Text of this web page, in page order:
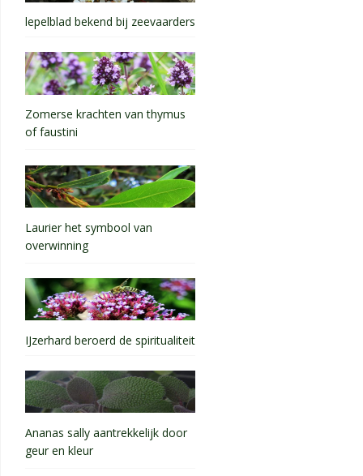
lepelblad bekend bij zeevaarders
Zomerse krachten van thymus
of faustini
Laurier het symbool van
overwinning
IJzerhard beroerd de spiritualiteit
Ananas sally aantrekkelijk door
geur en kleur